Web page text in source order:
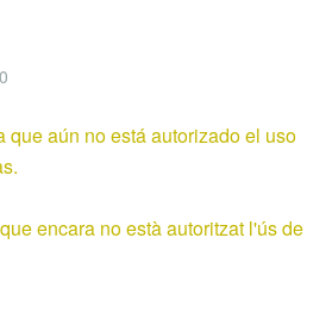
que aún no está autorizado el uso
encara no està autoritzat l'ús de